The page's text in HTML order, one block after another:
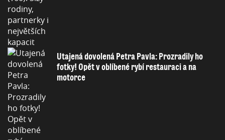
Utajená dovolená Petra Pavla: Prozradily ho
fotky! Opět v oblíbené rybí restauraci a na
motorce